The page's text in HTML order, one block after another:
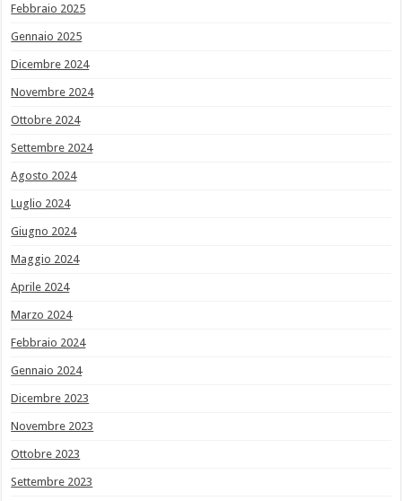
Febbraio 2025
Gennaio 2025
Dicembre 2024
Novembre 2024
Ottobre 2024
Settembre 2024
Agosto 2024
Luglio 2024
Giugno 2024
Maggio 2024
Aprile 2024
Marzo 2024
Febbraio 2024
Gennaio 2024
Dicembre 2023
Novembre 2023
Ottobre 2023
Settembre 2023